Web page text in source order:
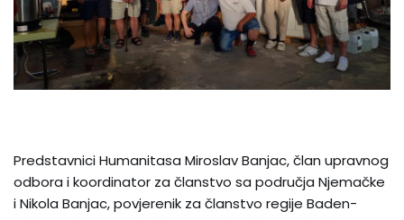
Predstavnici Humanitasa Miroslav Banjac, član upravnog
odbora i koordinator za članstvo sa područja Njemačke
i Nikola Banjac, povjerenik za članstvo regije Baden-